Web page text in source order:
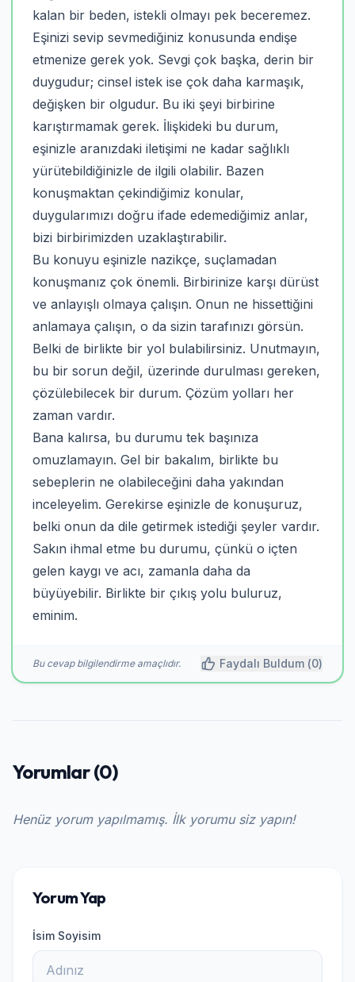
kalan bir beden, istekli olmayı pek beceremez.
Eşinizi sevip sevmediğiniz konusunda endişe
etmenize gerek yok. Sevgi çok başka, derin bir
duygudur; cinsel istek ise çok daha karmaşık,
değişken bir olgudur. Bu iki şeyi birbirine
karıştırmamak gerek. İlişkideki bu durum,
eşinizle aranızdaki iletişimi ne kadar sağlıklı
yürütebildiğinizle de ilgili olabilir. Bazen
konuşmaktan çekindiğimiz konular,
duygularımızı doğru ifade edemediğimiz anlar,
bizi birbirimizden uzaklaştırabilir.
Bu konuyu eşinizle nazikçe, suçlamadan
konuşmanız çok önemli. Birbirinize karşı dürüst
ve anlayışlı olmaya çalışın. Onun ne hissettiğini
anlamaya çalışın, o da sizin tarafınızı görsün.
Belki de birlikte bir yol bulabilirsiniz. Unutmayın,
bu bir sorun değil, üzerinde durulması gereken,
çözülebilecek bir durum. Çözüm yolları her
zaman vardır.
Bana kalırsa, bu durumu tek başınıza
omuzlamayın. Gel bir bakalım, birlikte bu
sebeplerin ne olabileceğini daha yakından
inceleyelim. Gerekirse eşinizle de konuşuruz,
belki onun da dile getirmek istediği şeyler vardır.
Sakın ihmal etme bu durumu, çünkü o içten
gelen kaygı ve acı, zamanla daha da
büyüyebilir. Birlikte bir çıkış yolu buluruz,
eminim.
Bu cevap bilgilendirme amaçlıdır. Faydalı Buldum (0)
Yorumlar (0)
Henüz yorum yapılmamış. İlk yorumu siz yapın!
Yorum Yap
İsim Soyisim